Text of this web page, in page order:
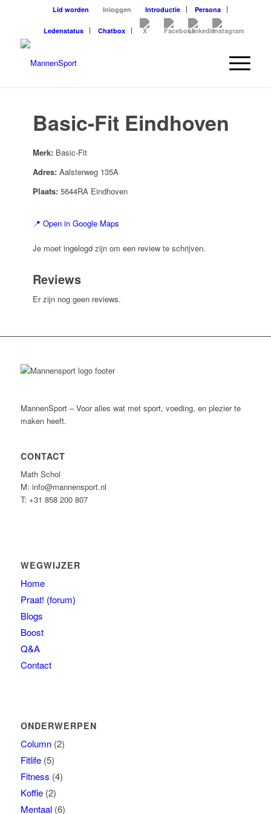
Lid worden Inloggen Introductie Persona
Ledenstatus Chatbox
Basic-Fit Eindhoven
Merk:Basic-Fit
Adres:Aalsterweg 135A
Plaats:5644RA Eindhoven
📍 Open in Google Maps
Je moet ingelogd zijn om een review te schrijven.
Reviews
Er zijn nog geen reviews.
MannenSport – Voor alles wat met sport, voeding, en plezier te
maken heeft.
CONTACT
Math Schol
M: info@mannensport.nl
T: +31 858 200 807
WEGWIJZER
Home
Praat! (forum)
Blogs
Boost
Q&A
Contact
ONDERWERPEN
Column(2)
Fitlife(5)
Fitness (4)
Koffie(2)
Mentaal(6)